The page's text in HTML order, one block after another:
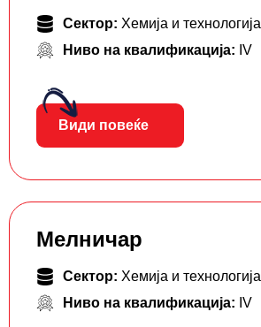
Сектор: Хемија и технологија
Ниво на квалификација: IV
Види повеќе
Мелничар
Сектор: Хемија и технологија
Ниво на квалификација: IV